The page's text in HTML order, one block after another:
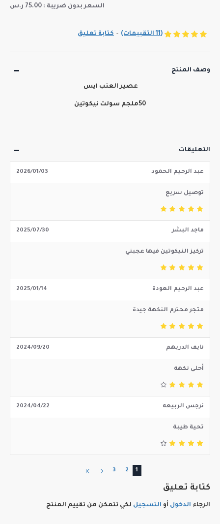
(11 التقييمات) - كتابة تعليق
السعر بدون ضريبة : 75.00 ر.س
وصف المنتج
عصير العنب ايس
50ملجم سولت نيكوتين
التعليقات
عبد الرحيم الحمود 2026/01/03
توصيل سريع
ماجد البشر 2025/07/30
تركيز النيكوتين فيها عجبني
عبد الرحيم العودة 2025/01/14
متجر محترم النكهة جيدة
نايف الدريهم 2024/09/20
أحلى نكهة
نرجس الربيعه 2024/04/22
تحية طيبة
1
2
3
كتابة تعليق
الرجاء الدخول أو التسجيل لكي تتمكن من تقييم المنتج